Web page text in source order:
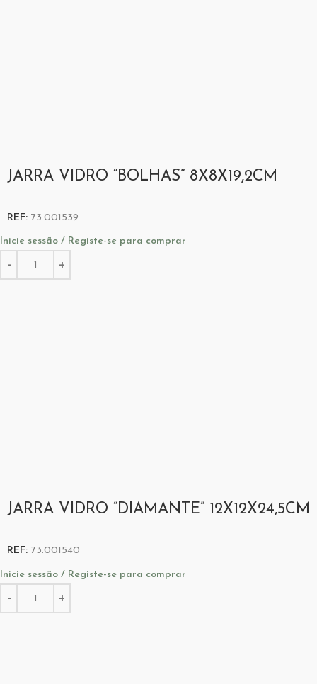
JARRA VIDRO “BOLHAS” 8X8X19,2CM
REF: 73.001539
Inicie sessão / Registe-se para comprar
JARRA VIDRO “DIAMANTE” 12X12X24,5CM
REF: 73.001540
Inicie sessão / Registe-se para comprar